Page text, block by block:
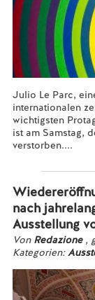
Julio Le Parc,
internationalen
wichtigsten
ist am Samstag,
verstorben....
nach
Ausstellung
Von Redazione ,
Kategorien: